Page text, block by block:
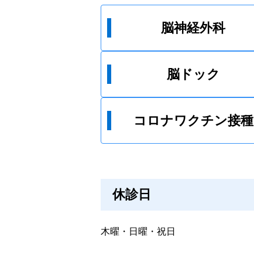
脳神経外科
脳ドック
コロナワクチン接種
休診日
木曜・日曜・祝日